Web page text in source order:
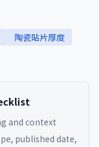
陶瓷貼片厚度
and context
published date,